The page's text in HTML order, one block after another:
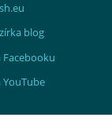
blog
Facebooku